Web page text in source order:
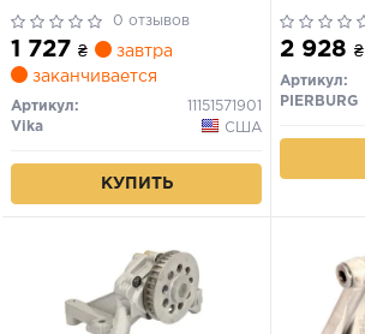
0 отзывов
1 727 ₴
завтра
заканчивается
Артикул:
11151571901
Vika
США
КУПИТЬ
2 928 ₴
Артикул:
PIERBURG